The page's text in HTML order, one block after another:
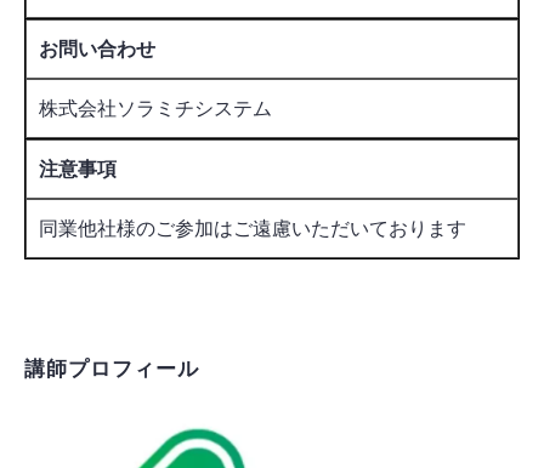
お問い合わせ
株式会社ソラミチシステム
注意事項
同業他社様のご参加はご遠慮いただいております
講師プロフィール